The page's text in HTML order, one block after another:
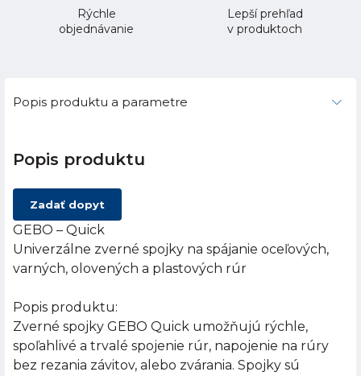
Rýchle
objednávanie
Lepší prehľad
v produktoch
Popis produktu a parametre
Popis produktu
Zadať dopyt
GEBO – Quick
Univerzálne zverné spojky na spájanie oceľových,
varných, olovených a plastových rúr
Popis produktu:
Zverné spojky GEBO Quick umožňujú rýchle,
spoľahlivé a trvalé spojenie rúr, napojenie na rúry
bez rezania závitov, alebo zvárania. Spojky sú